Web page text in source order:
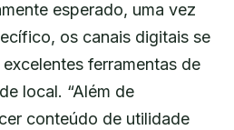
esperado, uma vez
os canais digitais se
ferramentas de
local. “Além de
conteúdo de utilidade